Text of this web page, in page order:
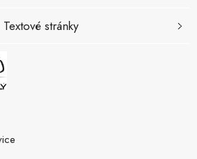
Textové stránky